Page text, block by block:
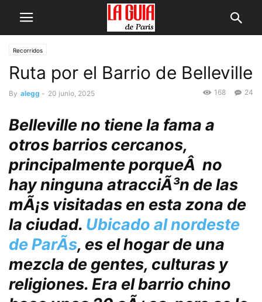
Recorridos
Ruta por el Barrio de Belleville
By alegg - 20 junio, 2025 24
168
Belleville no tiene la fama a
otros barrios cercanos,
principalmente porqueÂ no
hay ninguna atracciÃ³n de las
mÃ¡s visitadas en esta zona de
la ciudad. Ubicado al nordeste
de ParÃ­s, es el hogar de una
mezcla de gentes, culturas y
religiones. Era el barrio chino